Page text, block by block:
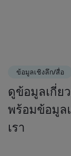
ข้อมูลเชิงลึก/สื่อ
ดูข้อมูลเกี่ย
พร้อมข้อมูล
เรา